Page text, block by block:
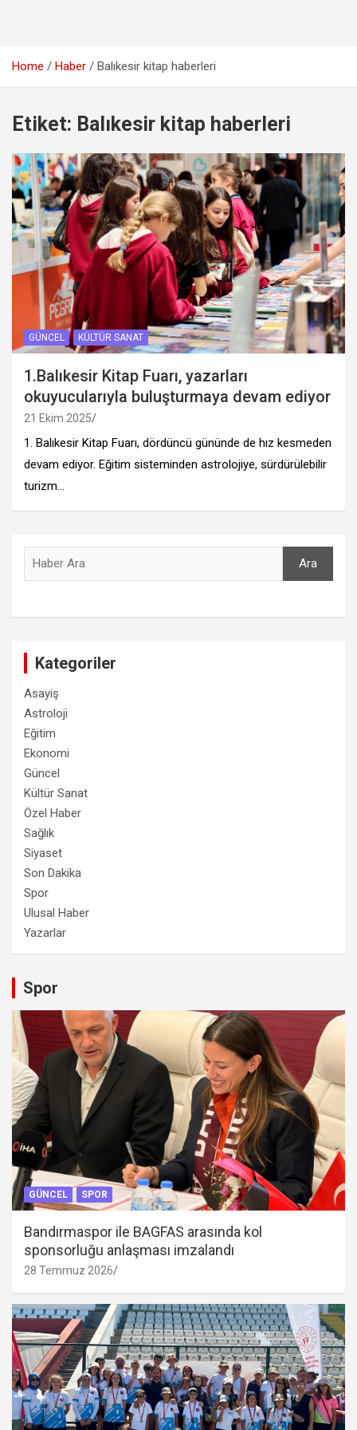
Home Haber Balıkesir kitap haberleri
Etiket: Balıkesir kitap haberleri
GÜNCEL KÜLTÜR SANAT
1.Balıkesir Kitap Fuarı, yazarları
okuyucularıyla buluşturmaya devam ediyor
21 Ekim 2025
1. Balıkesir Kitap Fuarı, dördüncü gününde de hız kesmeden
devam ediyor. Eğitim sisteminden astrolojiye, sürdürülebilir
turizm…
Ara
Kategoriler
Asayiş
Astroloji
Eğitim
Ekonomi
Güncel
Kültür Sanat
Özel Haber
Sağlık
Siyaset
Son Dakika
Spor
Ulusal Haber
Yazarlar
Spor
GÜNCEL SPOR
Bandırmaspor ile BAGFAS arasında kol
sponsorluğu anlaşması imzalandı
28 Temmuz 2026